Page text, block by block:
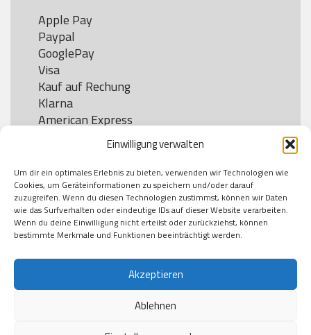
Einwilligung verwalten
Um dir ein optimales Erlebnis zu bieten, verwenden wir Technologien wie
Cookies, um Geräteinformationen zu speichern und/oder darauf
zuzugreifen. Wenn du diesen Technologien zustimmst, können wir Daten
wie das Surfverhalten oder eindeutige IDs auf dieser Website verarbeiten.
Wenn du deine Einwilligung nicht erteilst oder zurückziehst, können
bestimmte Merkmale und Funktionen beeinträchtigt werden.
Akzeptieren
Ablehnen
Apple Pay
Paypal
GooglePay
Visa
Kauf auf Rechung
Klarna
American Express
Versand
DHL
Klimaneutral